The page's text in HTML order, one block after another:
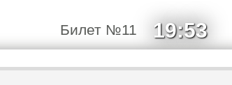
19:53
Билет №11